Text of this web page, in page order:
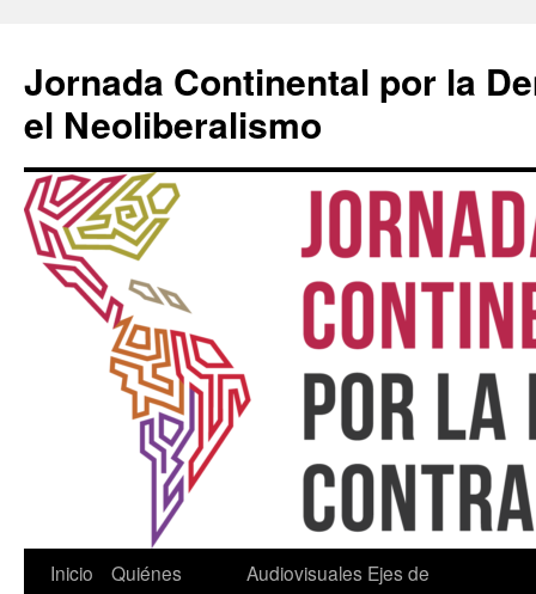
contenido
Jornada Continental por la
el Neoliberalismo
Inicio
Quiénes
Audiovisuales Ejes de